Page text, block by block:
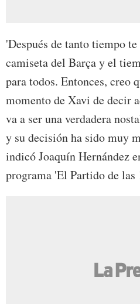
'Después de tanto tiempo
camiseta del Barça y el
para todos. Entonces, creo
momento de Xavi de decir
va a ser una verdadera
y su decisión ha sido muy
indicó Joaquín Hernández
programa 'El Partido de las